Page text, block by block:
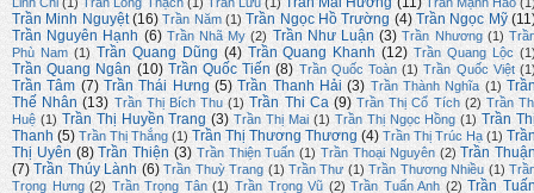
Linh Chi (1) Trần Long Thạch (1) Trần Lưu (1) Trần Mạnh Hảo
Trần Minh Nguyệt (16) Trần Năm (1) Trần Ngọc Hồ Trường (4) Trần Ngọc Mỹ
Trần Nguyên Hạnh (6) Trần Nhã My (2) Trần Như Luận (3) Trần Nhương (1)
Phù Nam (1) Trần Quang Dũng (4) Trần Quang Khanh (12) Trần Quang Lộc
Trần Quang Ngân (10) Trần Quốc Tiến (8) Trần Quốc Toàn (1) Trần Quốc Việt
Trần Tâm (7) Trần Thái Hưng (5) Trần Thanh Hải (3) Trần Thành Nghĩa (1)
Thế Nhân (13) Trần Thị Bích Thu (1) Trần Thi Ca (9) Trần Thị Cổ Tích (2) Trần
Huệ (1) Trần Thị Huyền Trang (3) Trần Thị Mai (1) Trần Thị Ngọc Hồng (1) Trần
Thanh (5) Trần Thị Thắng (1) Trần Thị Thương Thương (4) Trần Thị Trúc Hạ (1)
Thị Uyên (8) Trần Thiện (3) Trần Thiện Tuấn (1) Trần Thoại Nguyên (2) Trần
(7) Trần Thúy Lành (6) Trần Thuỳ Trang (1) Trần Thư (1) Trần Thương Nhiều (1)
Trọng Hưng (2) Trần Trọng Tân (1) Trần Trọng Vũ (2) Trần Tuấn Anh (2) Trần